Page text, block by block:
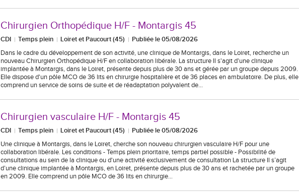
Chirurgien Orthopédique H/F - Montargis 45
CDI Temps plein Loiret et Paucourt (45)
Publiée le 05/08/2026
Dans le cadre du développement de son activité, une clinique de Montargis, dans le Loiret, recherche un
nouveau Chirurgien Orthopédique H/F en collaboration libérale. La structure Il s'agit d'une clinique
implantée à Montargis, dans le Loiret, présente depuis plus de 30 ans et gérée par un groupe depuis 2009.
Elle dispose d'un pôle MCO de 36 lits en chirurgie hospitalière et de 36 places en ambulatoire. De plus, elle
comprend un service de soins de suite et de réadaptation polyvalent de…
Chirurgien vasculaire H/F - Montargis 45
CDI Temps plein Loiret et Paucourt (45)
Publiée le 05/08/2026
Une clinique à Montargis, dans le Loiret, cherche son nouveau chirurgien vasculaire H/F pour une
collaboration libérale. Les conditions - Temps plein prioritaire, temps partiel possible - Possibilité de
consultations au sein de la clinique ou d'une activité exclusivement de consultation La structure Il s’agit
d’une clinique implantée à Montargis, en Loiret, présente depuis plus de 30 ans et rachetée par un groupe
en 2009. Elle comprend un pôle MCO de 36 lits en chirurgie…